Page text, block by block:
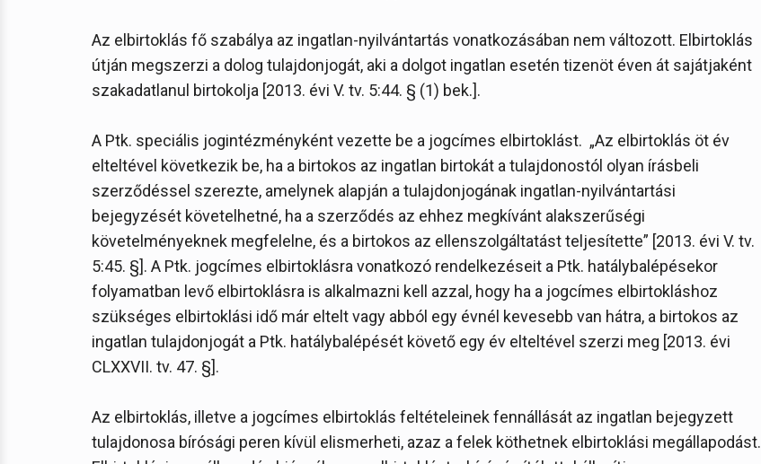
Az elbirtoklás fő szabálya az ingatlan-nyilvántartás vonatkozásában nem változott. Elbirtoklás
útján megszerzi a dolog tulajdonjogát, aki a dolgot ingatlan esetén tizenöt éven át sajátjaként
szakadatlanul birtokolja [2013. évi V. tv. 5:44. § (1) bek.].
A Ptk. speciális jogintézményként vezette be a jogcímes elbirtoklást. „Az elbirtoklás öt év
elteltével következik be, ha a birtokos az ingatlan birtokát a tulajdonostól olyan írásbeli
szerződéssel szerezte, amelynek alapján a tulajdonjogának ingatlan-nyilvántartási
bejegyzését követelhetné, ha a szerződés az ehhez megkívánt alakszerűségi
követelményeknek megfelelne, és a birtokos az ellenszolgáltatást teljesítette” [2013. évi V. tv.
5:45. §]. A Ptk. jogcímes elbirtoklásra vonatkozó rendelkezéseit a Ptk. hatálybalépésekor
folyamatban levő elbirtoklásra is alkalmazni kell azzal, hogy ha a jogcímes elbirtokláshoz
szükséges elbirtoklási idő már eltelt vagy abból egy évnél kevesebb van hátra, a birtokos az
ingatlan tulajdonjogát a Ptk. hatálybalépését követő egy év elteltével szerzi meg [2013. évi
CLXXVII. tv. 47. §].
Az elbirtoklás, illetve a jogcímes elbirtoklás feltételeinek fennállását az ingatlan bejegyzett
tulajdonosa bírósági peren kívül elismerheti, azaz a felek köthetnek elbirtoklási megállapodást.